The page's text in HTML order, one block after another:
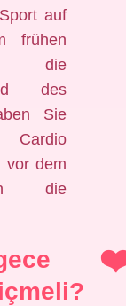
auf
frühen
die
des
Sie
Cardio
vor dem
die